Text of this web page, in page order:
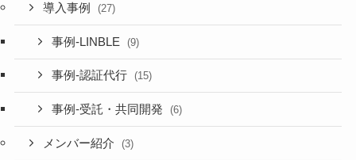
導入事例 (27)
事例-LINBLE (9)
事例-認証代行 (15)
事例-受託・共同開発 (6)
メンバー紹介 (3)